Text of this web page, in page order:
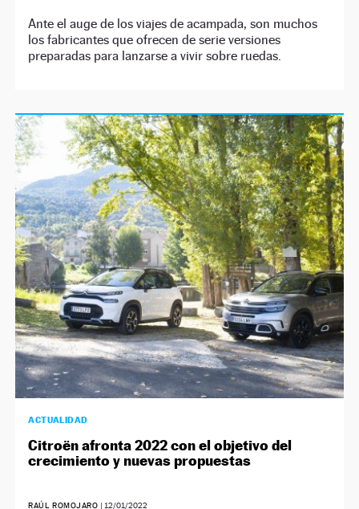
Ante el auge de los viajes de acampada, son muchos
los fabricantes que ofrecen de serie versiones
preparadas para lanzarse a vivir sobre ruedas.
ACTUALIDAD
Citroën afronta 2022 con el objetivo del
crecimiento y nuevas propuestas
RAÚL ROMOJARO | 12/01/2022